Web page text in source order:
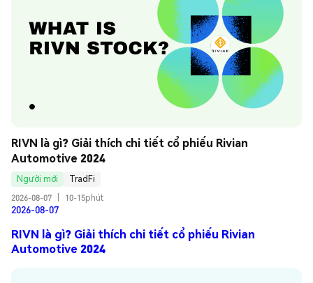
RIVN là gì? Giải thích chi tiết cổ phiếu Rivian
Automotive 2024
Người mới
TradFi
2026-08-07
10-15phút
2026-08-07
RIVN là gì? Giải thích chi tiết cổ phiếu Rivian
Automotive 2024